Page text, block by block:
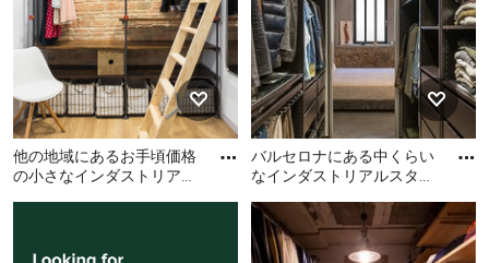
他の地域にあるお手頃価格
の小さなインダストリアル
他の地域にあるお手頃価格
スタイルのおしゃれなウォ
バルセロナにある中くらい
なインダストリアルスタイ
ンクローゼット (オープン
シ
バルセロナにある中くらい
なインダストリアルスタイ
ルのおしゃれなウォークイ